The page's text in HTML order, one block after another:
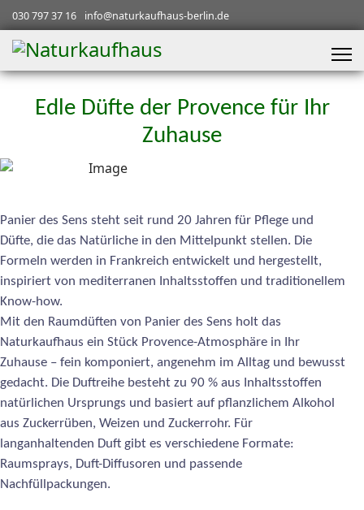
030 797 37 16 info@naturkaufhaus-berlin.de
Edle Düfte der Provence für Ihr
Zuhause
Panier des Sens steht seit rund 20 Jahren für Pflege und
Düfte, die das Natürliche in den Mittelpunkt stellen. Die
Formeln werden in Frankreich entwickelt und hergestellt,
inspiriert von mediterranen Inhaltsstoffen und traditionellem
Know-how.
Mit den Raumdüften von Panier des Sens holt das
Naturkaufhaus ein Stück Provence-Atmosphäre in Ihr
Zuhause – fein komponiert, angenehm im Alltag und bewusst
gedacht. Die Duftreihe besteht zu 90 % aus Inhaltsstoffen
natürlichen Ursprungs und basiert auf pflanzlichem Alkohol
aus Zuckerrüben, Weizen und Zuckerrohr. Für
langanhaltenden Duft gibt es verschiedene Formate:
Raumsprays, Duft-Diffusoren und passende
Nachfüllpackungen.